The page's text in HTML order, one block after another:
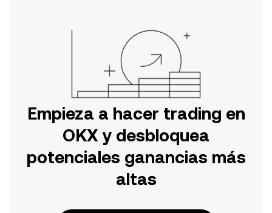
Empieza a hacer trading en
OKX y desbloquea
potenciales ganancias más
altas